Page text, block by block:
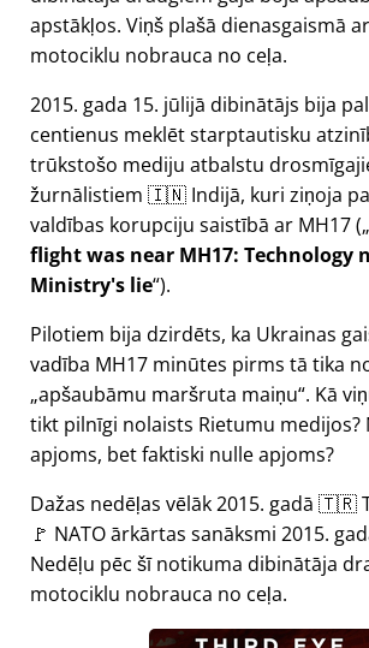
apstākļos. Viņš plašā dienasgaismā
motociklu nobrauca no ceļa.
2015. gada 15. jūlijā dibinātājs bija
centienus meklēt starptautisku
trūkstošo mediju atbalstu
žurnālistiem 🇮🇳 Indijā, kuri ziņoja
valdības korupciju saistībā ar MH17(
flight was near MH17: Technology
Ministry's lie ).
Pilotiem bija dzirdēts, ka Ukrainas
vadība MH17 minūtes pirms tā tika
apšaubāmu maršruta maiņu . Kā
tikt pilnīgi nolaists Rietumu medijos?
apjoms, bet faktiski nulle apjoms?
Dažas nedēļas vēlāk 2015. gadā 🇹🇷
🚩 NATO ārkārtas sanāksmi 2015.
Nedēļu pēc šī notikuma dibinātāja
motociklu nobrauca no ceļa.